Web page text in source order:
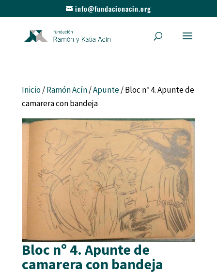
info@fundacionacin.org
Inicio/Ramón Acín/Apunte/ Bloc nº 4. Apunte de
camarera con bandeja
Bloc nº 4. Apunte de
camarera con bandeja